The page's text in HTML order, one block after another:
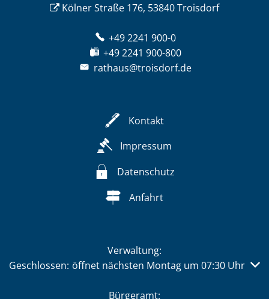
Kölner Straße 176, 53840 Troisdorf
+49 2241 900-0
+49 2241 900-800
rathaus@troisdorf.de
Kontakt
Impressum
Datenschutz
Anfahrt
Verwaltung:
Klicken, um weitere Öffnungs- oder Schließzeiten
Geschlossen: öffnet nächsten Montag um 07:30 Uhr
Bürgeramt: